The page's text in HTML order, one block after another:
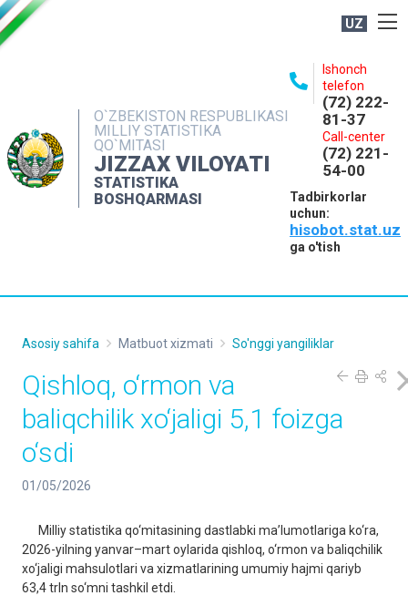
UZ
O`ZBEKISTON RESPUBLIKASI
MILLIY STATISTIKA
QO`MITASI
JIZZAX VILOYATI
STATISTIKA
BOSHQARMASI
Ishonch
telefon
(72) 222-
81-37
Call-center
(72) 221-
54-00
Tadbirkorlar
uchun:
hisobot.stat.uz
ga o'tish
NASHRLAR
INTERAKTIV XIZMATLAR
MATBUOT XIZMATI
Asosiy sahifa Matbuot xizmati So'nggi yangiliklar
Qishloq, o‘rmon va
baliqchilik xo‘jaligi 5,1 foizga
o‘sdi
01/05/2026
Milliy statistika qo‘mitasining dastlabki ma’lumotlariga ko‘ra,
2026-yilning yanvar–mart oylarida qishloq, o‘rmon va baliqchilik
xo‘jaligi mahsulotlari va xizmatlarining umumiy hajmi qariyb
63,4 trln so‘mni tashkil etdi.